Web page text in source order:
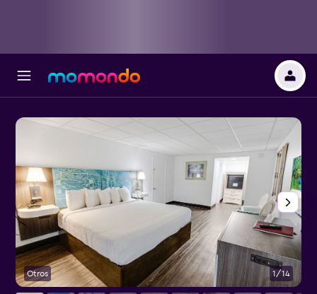
Otros 1/14